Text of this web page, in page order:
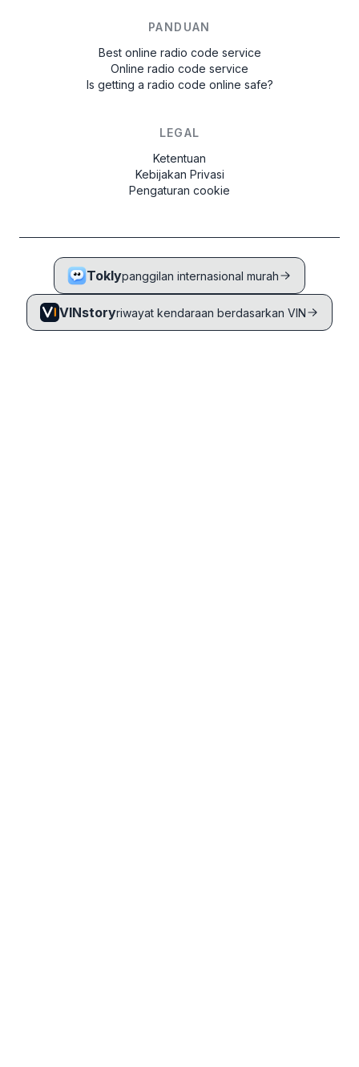
PANDUAN
Best online radio code service
Online radio code service
Is getting a radio code online safe?
LEGAL
Ketentuan
Kebijakan Privasi
Pengaturan cookie
Toklypanggilan internasional murah
VINstoryriwayat kendaraan berdasarkan VIN